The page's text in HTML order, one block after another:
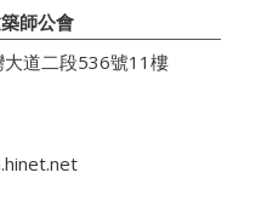
師公會
道二段536號11樓